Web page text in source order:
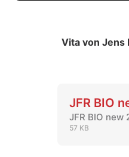
Vita von Jens
JFR BIO
JFR BIO new
57 KB